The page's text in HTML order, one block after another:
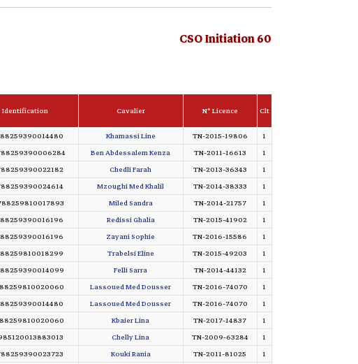
CSO Initiation 60
Clt
N° Licence
Cavalier
Identification
1
TN-2015-19806
Khamassi Line
1
TN-2011-16613
Ben Abdessalem Kenza
1
TN-2013-36343
Chedli Farah
1
TN-2014-38333
Mzoughi Med Khalil
1
TN-2014-21757
Miled Sandra
1
TN-2015-41902
Redissi Ghalia
1
TN-2016-15586
Zayani Sophie
1
TN-2015-49203
Trabelsi Eline
1
TN-2014-44132
Felli Sarra
1
TN-2016-74070
Lassoued Med Dousser
1
TN-2016-74070
Lassoued Med Dousser
1
TN-2017-14837
Kbaier Lina
1
TN-2009-63284
Chelly Lina
1
TN-2011-81025
Kouki Rania